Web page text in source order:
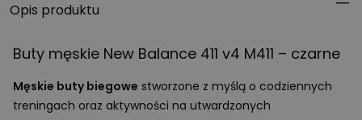
Opis produktu
Buty męskie New Balance 411 v4 M411 – czarne
Męskie buty biegowe stworzone z myślą o codziennych
treningach oraz aktywności na utwardzonych